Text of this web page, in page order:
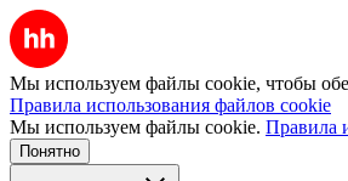
Мы используем файлы cookie, чтобы
Правила использования файлов cookie
Мы используем файлы cookie. Правила
Понятно